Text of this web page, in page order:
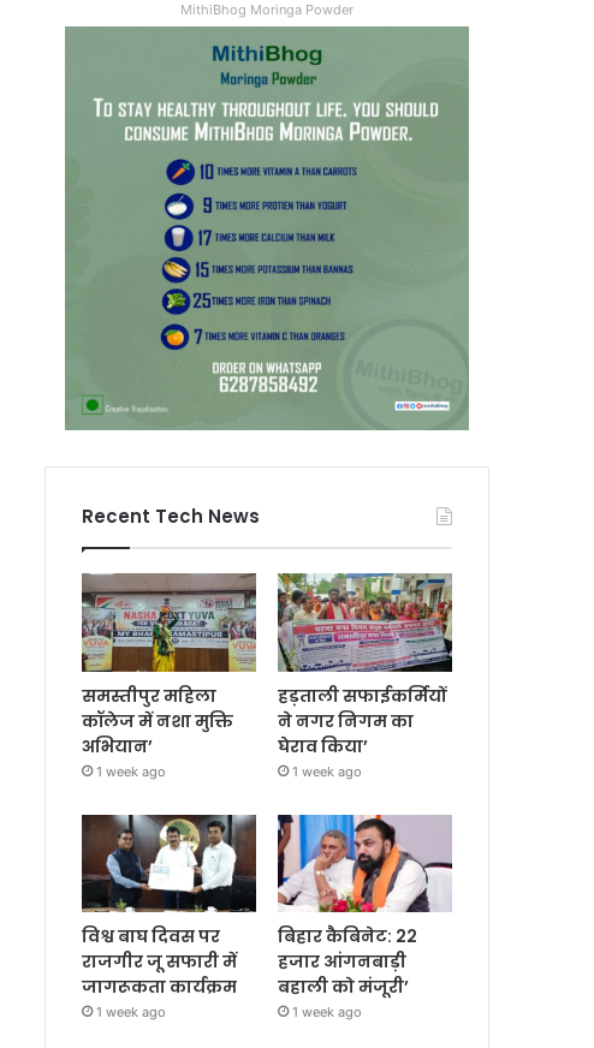
MithiBhog Moringa Powder
Recent Tech News
समस्तीपुर महिला
कॉलेज में नशा मुक्ति
अभियान’
1 week ago
हड़ताली सफाईकर्मियों
ने नगर निगम का
घेराव किया’
1 week ago
विश्व बाघ दिवस पर
राजगीर जू सफारी में
जागरूकता कार्यक्रम
1 week ago
बिहार कैबिनेट: 22
हजार आंगनबाड़ी
बहाली को मंजूरी’
1 week ago